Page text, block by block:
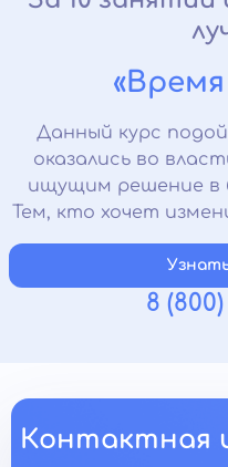
Данный курс
оказались во
ищущим решение в
Тем, кто хочет
8
Контактная